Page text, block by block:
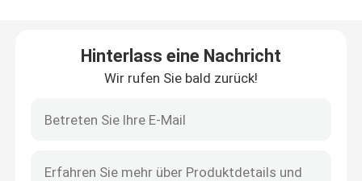
Hinterlass eine Nachricht
Wir rufen Sie bald zurück!